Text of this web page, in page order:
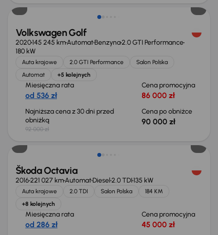
Volkswagen Golf
2020145 245 kmAutomatBenzyna2.0 GTI Performance
180 kW
Auta krajowe 2.0 GTI Performance
Salon Polska
Automat
+5 kolejnych
Miesięczna rata
od 536 zł
Cena promocyjna
86 000 zł
Najniższa cena z 30 dni przed
obniżką
92 000 zł
Cena po obniżce
90 000 zł
Škoda Octavia
2016221 027 kmAutomatDiesel2.0 TDI135 kW
Auta krajowe 2.0 TDI Salon Polska
184 KM
+8 kolejnych
Miesięczna rata
od 286 zł
Cena promocyjna
45 000 zł